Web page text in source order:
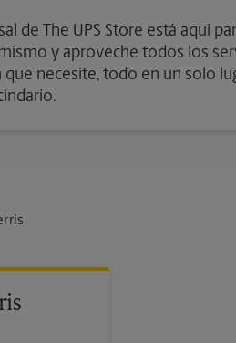
de The UPS Store está aquí
y aproveche todos los
que necesite, todo en un solo